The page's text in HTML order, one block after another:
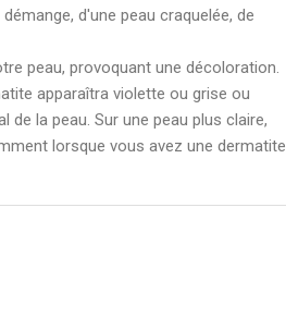
d'une peau craquelée, de
peau, provoquant une décoloration.
apparaîtra violette ou grise ou
la peau. Sur une peau plus claire,
lorsque vous avez une dermatite